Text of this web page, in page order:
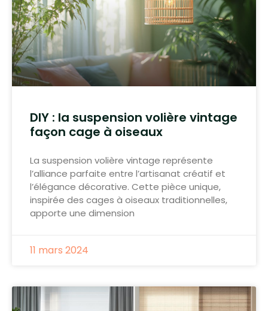
DIY : la suspension volière vintage
façon cage à oiseaux
La suspension volière vintage représente
l’alliance parfaite entre l’artisanat créatif et
l’élégance décorative. Cette pièce unique,
inspirée des cages à oiseaux traditionnelles,
apporte une dimension
11 mars 2024